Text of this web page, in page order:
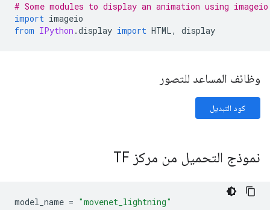
# Some modules to display an animation using
import imageio
from IPython .display import HTML, display
وظائف المساعد للتصور
كود التبديل
نموذج التحميل من مركز TF
model_name = "movenet_lightning"